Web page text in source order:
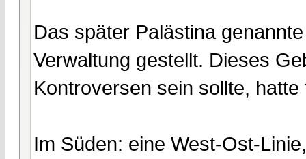
Das später Palästina
Verwaltung gestellt. Dieses
Kontroversen sein sollte,
Im Süden: eine West-Ost-